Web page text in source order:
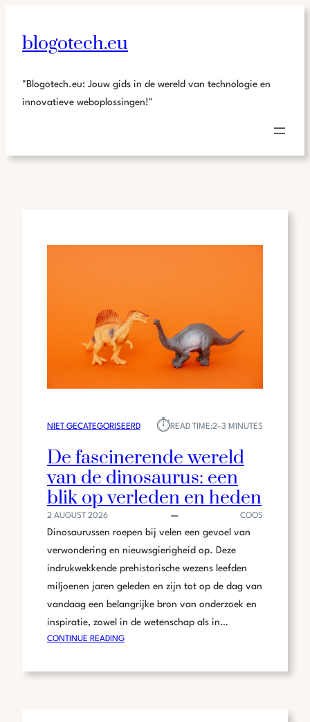
blogotech.eu
"Blogotech.eu: Jouw gids in de wereld van technologie en
innovatieve weboplossingen!"
NIET GECATEGORISEERD ⏱︎READ TIME:2–3 MINUTES
De fascinerende wereld
van de dinosaurus: een
blik op verleden en heden
2 AUGUST 2026 COOS
Dinosaurussen roepen bij velen een gevoel van
verwondering en nieuwsgierigheid op. Deze
indrukwekkende prehistorische wezens leefden
miljoenen jaren geleden en zijn tot op de dag van
vandaag een belangrijke bron van onderzoek en
inspiratie, zowel in de wetenschap als in…
CONTINUE READING: